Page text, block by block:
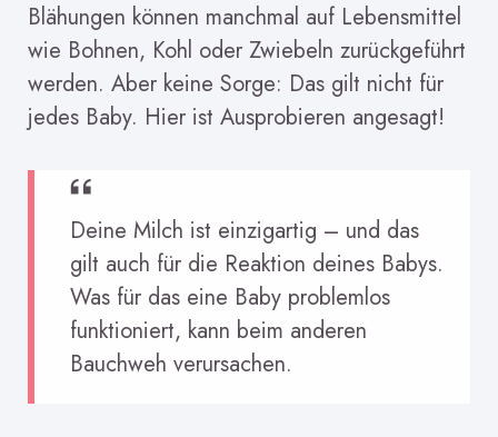
Blähungen können manchmal auf Lebensmittel
wie Bohnen, Kohl oder Zwiebeln zurückgeführt
werden. Aber keine Sorge: Das gilt nicht für
jedes Baby. Hier ist Ausprobieren angesagt!
Deine Milch ist einzigartig – und das
gilt auch für die Reaktion deines Babys.
Was für das eine Baby problemlos
funktioniert, kann beim anderen
Bauchweh verursachen.